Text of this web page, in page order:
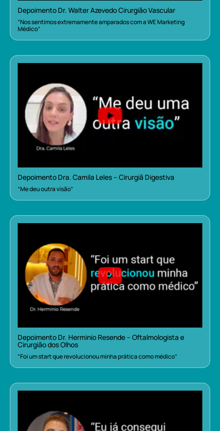
Depoimento Dr. Walter Azevedo Cirurgião Vascular
“Nos sentimos extremamente amparados com a WE Marketing
Médico”
Depoimento Dra. Camila Leles – Cirurgiã Digestiva
“Me deu outra visão”
Depoimento Dr. Herminio Resende – Oftalmologista e
Cirurgião dos Olhos
“Foi um start que revolucionou minha prática como médico”